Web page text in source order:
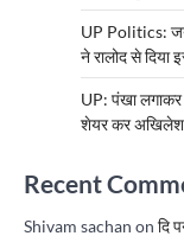
UP Politics:
ने रालोद से
UP: पंखा
शेयर कर अखिलेश
Recent
Shivam sachan on दि